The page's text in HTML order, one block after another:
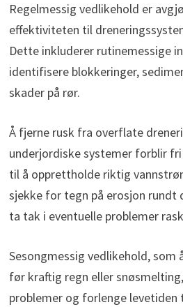
Regelmessig vedlikehold er
effektiviteten til
Dette inkluderer rutinemessige
identifisere blokkeringer,
skader på rør.
Å fjerne rusk fra overflate
underjordiske systemer forblir
til å opprettholde riktig
sjekke for tegn på erosjon rundt
ta tak i eventuelle problemer
Sesongmessig vedlikehold, som
før kraftig regn eller
problemer og forlenge levetiden